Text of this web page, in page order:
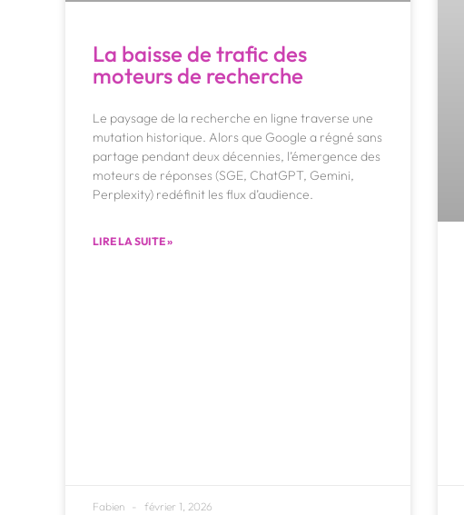
La baisse de trafic des
moteurs de recherche
Le paysage de la recherche en ligne traverse une
mutation historique. Alors que Google a régné sans
partage pendant deux décennies, l’émergence des
moteurs de réponses (SGE, ChatGPT, Gemini,
Perplexity) redéfinit les flux d’audience.
LIRE LA SUITE »
Fabien février 1, 2026